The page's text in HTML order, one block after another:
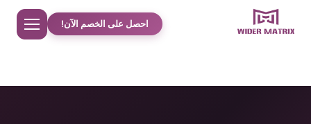
Home
احصل على الخصم الآن!